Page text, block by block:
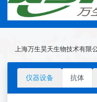
上海万生昊天生物技术有限
仪器设备 抗体